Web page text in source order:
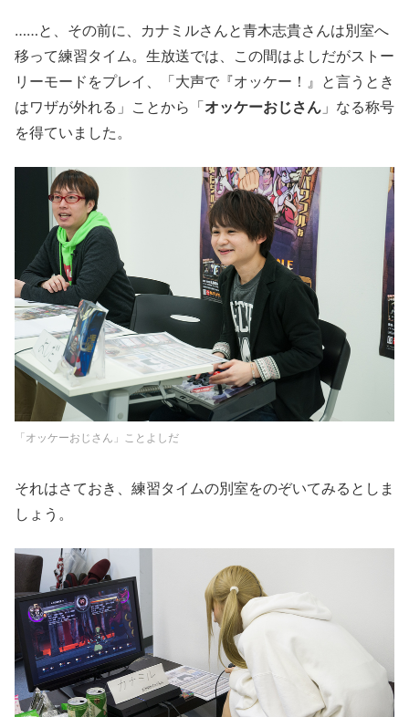
……と、その前に、カナミルさんと青木志貴さんは別室へ
移って練習タイム。生放送では、この間はよしだがストー
リーモードをプレイ、「大声で『オッケー！』と言うとき
はワザが外れる」ことから「オッケーおじさん 」なる称号
を得ていました。
「オッケーおじさん」ことよしだ
それはさておき、練習タイムの別室をのぞいてみるとしま
しょう。